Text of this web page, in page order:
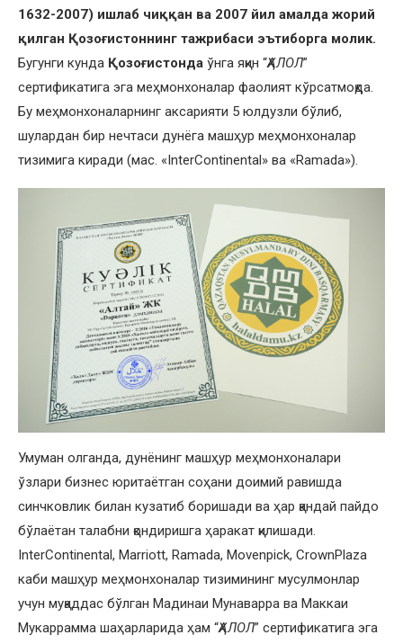
1632-2007) ишлаб чиққан ва 2007 йил амалда жорий
қилган Қозоғистоннинг тажрибаси эътиборга молик.
Бугунги кунда Қозоғистонда ўнга яқин “ҲАЛОЛ”
сертификатига эга меҳмонхоналар фаолият кўрсатмоқда.
Бу меҳмонхоналарнинг аксарияти 5 юлдузли бўлиб,
шулардан бир нечтаси дунёга машҳур меҳмонхоналар
тизимига киради (мас. «InterContinental» ва «Ramada»).
Умуман олганда, дунёнинг машҳур меҳмонхоналари
ўзлари бизнес юритаётган соҳани доимий равишда
синчковлик билан кузатиб боришади ва ҳар қандай пайдо
бўлаётан талабни қондиришга ҳаракат қилишади.
InterContinental, Marriott, Ramada, Movenpick, CrownPlaza
каби машҳур меҳмонхоналар тизимининг мусулмонлар
учун муқаддас бўлган Мадинаи Мунаварра ва Маккаи
Мукаррамма шаҳарларида ҳам “ҲАЛОЛ” сертификатига эга